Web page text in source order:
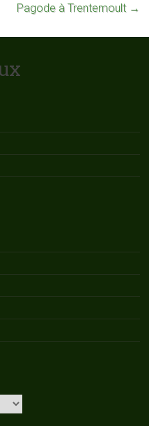
Pagode à Trentemoult →